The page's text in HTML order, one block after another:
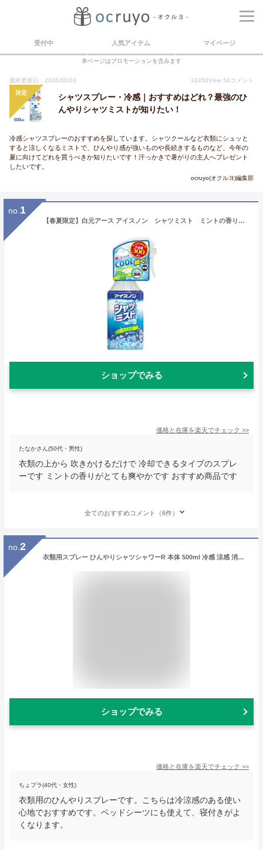
受付中 人気アイテム マイページ
本ページはプロモーションを含みます
最終更新日：2026/06/03 32450View 58 コメント
決定
シャツスプレー・冷感｜おすすめはどれ？最強のひ
んやりシャツミストが知りたい！
冷感シャツスプレーのおすすめを探しています。シャツクールなど衣類にシュッと
すると涼しくなるミストで、ひんやり感が強いものや長続きするものなど、今年の
夏に向けてどれを買うべきか知りたいです！汗っかきで暑がりの主人へプレゼント
したいです。
ocruyo(オクルヨ)編集部
no. 1
【春夏限定】白元アース アイスノン シャツミスト ミントの香り 大容量 300ml （衣類用 冷却スプレー）(4902407024343)※無くなり次第終了
ショップでみる
価格と在庫を楽天でチェック >>
たなかさん(50代・男性)
衣類の上から 吹きかけるだけで 冷却できるタイプのスプレ
ーです ミントの香りがとても爽やかです おすすめ商品です
全てのおすすめコメント（6件）
no. 2
衣類用スプレー ひんやりシャツシャワーR 本体 500ml 冷感 涼感 消臭剤 洋服 ベッドシーツ まくら 寝具 ミント＆グレープフルーツの香り ときわ商会 夏
ショップでみる
価格と在庫を楽天でチェック >>
ちょプラ(40代・女性)
衣類用のひんやりスプレーです。こちらは冷涼感のある使い
心地でおすすめです。ベッドシーツにも使えて、寝付きがよ
くなります。